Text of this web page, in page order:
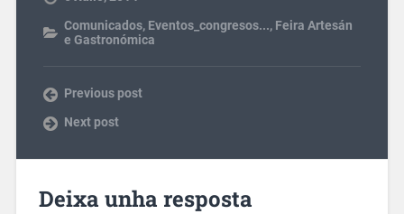
Comunicados, Eventos_congresos..., Feira Artesán
e Gastronómica
Previous post
Next post
Deixa unha resposta